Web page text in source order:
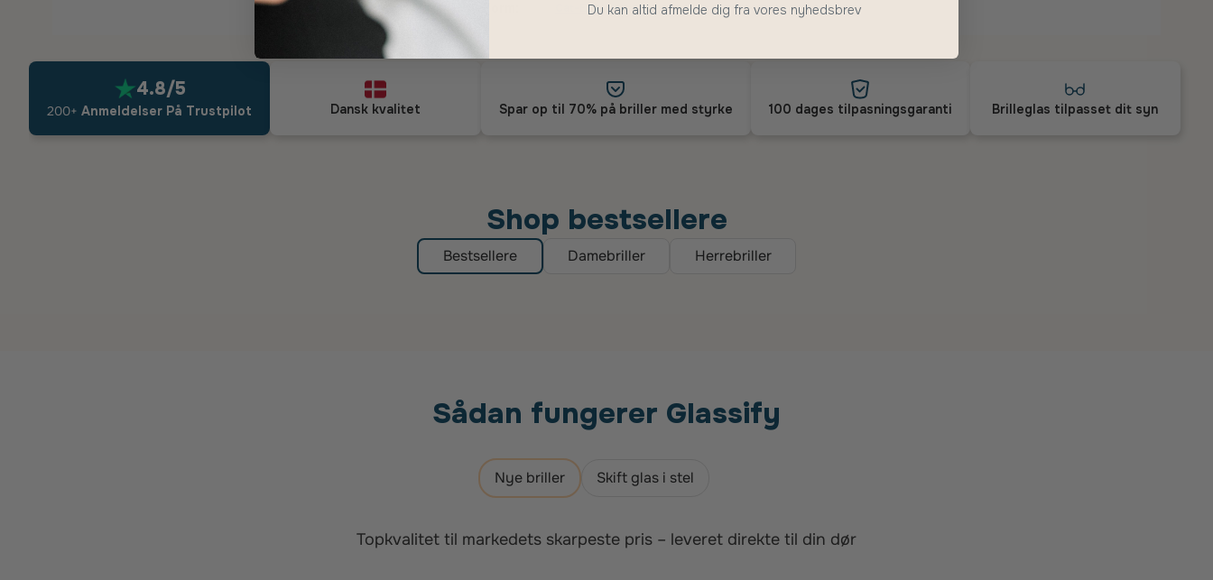
Cat-Eye
4.8/5
200+ Anmeldelser På Trustpilot Dansk kvalitet Spar op til 70% på briller med styrke 100 dages tilpasningsgaranti Brilleglas tilpasset dit syn
Shop bestsellere
Bestsellere Damebriller Herrebriller
Sådan fungerer Glassify
Nye briller Skift glas i stel
Topkvalitet til markedets skarpeste pris – leveret direkte til din dør
Du kan altid afmelde dig fra vores nyhedsbrev